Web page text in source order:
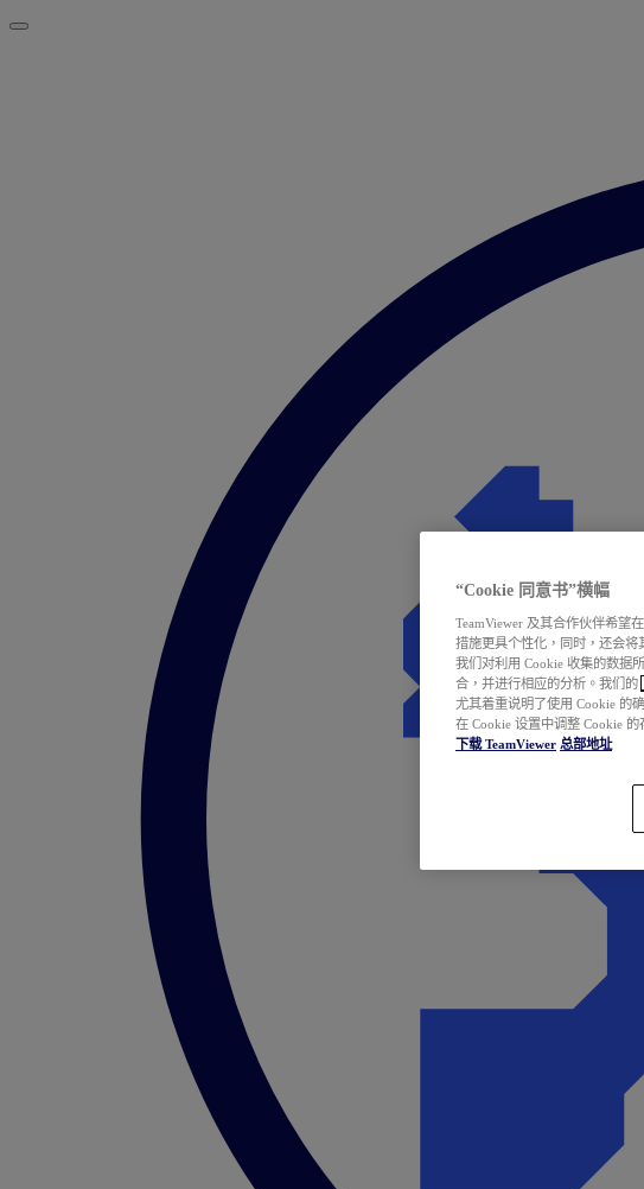
“Cookie 同意书”横幅
TeamViewer 及其合作伙伴希望
措施更具个性化，同时，还会将
我们对利用 Cookie 收集的数据
合，并进行相应的分析。我们的
尤其着重说明了使用 Cookie 的
在 Cookie 设置中调整 Cookie 的
下载 TeamViewer 总部地址